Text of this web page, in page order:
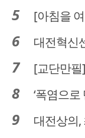
[아침을 여
대전혁신센
[교단만필]
‘폭염으로
대전상의, 최